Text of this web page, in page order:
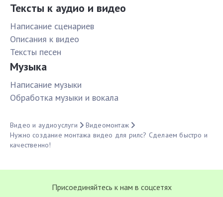
Тексты к аудио и видео
Написание сценариев
Описания к видео
Тексты песен
Музыка
Написание музыки
Обработка музыки и вокала
Видео и аудиоуслуги
Видеомонтаж
Нужно создание монтажа видео для рилс? Сделаем быстро и
качественно!
Присоединяйтесь к нам в соцсетях